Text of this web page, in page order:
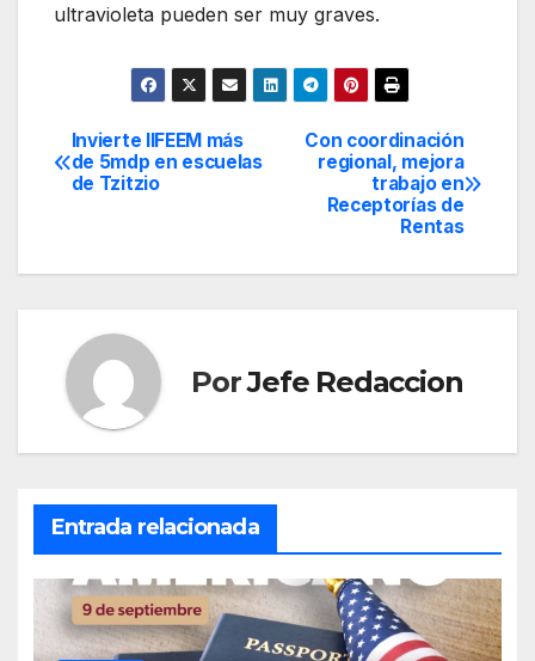
ultravioleta pueden ser muy graves.
Navegación
de
Con coordinación
regional, mejora
trabajo en
Receptorías de
Rentas
Invierte IIFEEM más
de 5mdp en escuelas
de Tzitzio
PorJefe Redaccion
Entrada relacionada